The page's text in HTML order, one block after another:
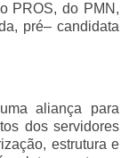
dos
Grosso
PROS, do PMN,
pré– candidata
aliança para
dos servidores
estrutura e